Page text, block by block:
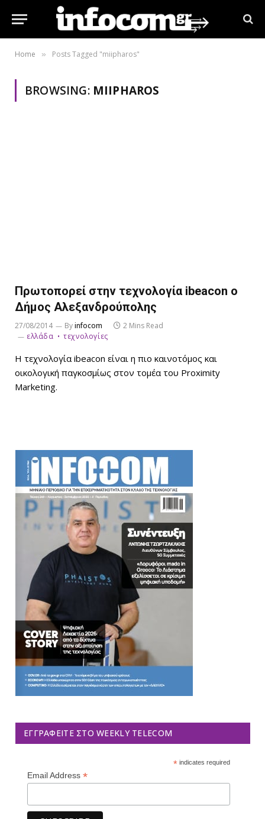
Home » Posts Tagged "miipharos"
BROWSING: MIIPHAROS
Πρωτοπορεί στην τεχνολογία ibeacon ο
Δήμος Αλεξανδρούπολης
27/08/2014 Byinfocom
2 Mins Read
ελλάδα
τεχνολογίες
Η τεχνολογία ibeacon είναι η πιο καινοτόμος και
οικολογική παγκοσμίως στον τομέα του Proximity
Μarketing.
ΕΓΓΡΑΦΕΊΤΕ ΣΤΟ WEEKLY TELECOM
*indicates required
Email Address *